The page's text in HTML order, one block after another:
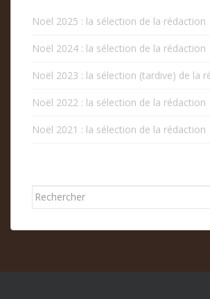
Noël 2025 : la sélection de la rédaction
Noël 2024 : la sélection de la rédaction
Noël 2023 : la sélection (tardive) de la
Noël 2022 : la sélection de la rédaction
Noël 2021 : la sélection de la rédaction
Rechercher...